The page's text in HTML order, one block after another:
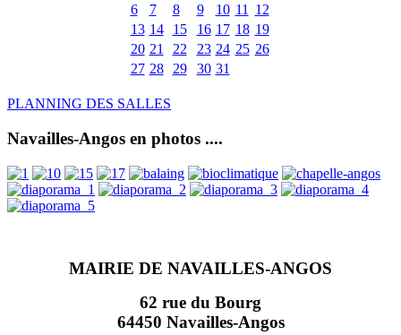
6
7 8 9 10 11
12
13 14 15 16 17 18 19
20 21 22 23 24 25 26
27 28 29 30 31
PLANNING DES SALLES
Navailles-Angos en photos ....
MAIRIE DE NAVAILLES-ANGOS
62 rue du Bourg
64450 Navailles-Angos